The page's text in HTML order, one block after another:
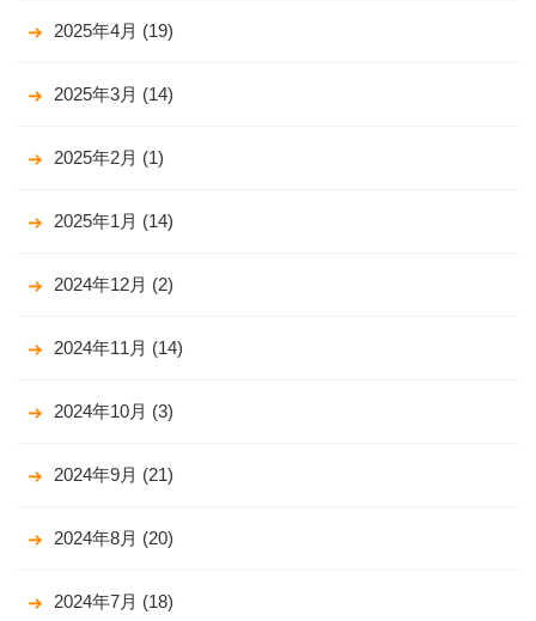
2025年4月 (19)
2025年3月 (14)
2025年2月 (1)
2025年1月 (14)
2024年12月 (2)
2024年11月 (14)
2024年10月 (3)
2024年9月 (21)
2024年8月 (20)
2024年7月 (18)